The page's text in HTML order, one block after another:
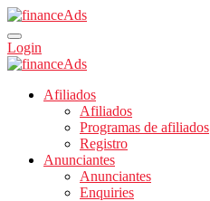
Login
Afiliados
Afiliados
Programas de afiliados
Registro
Anunciantes
Anunciantes
Enquiries